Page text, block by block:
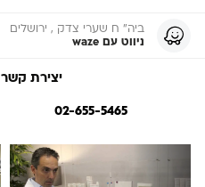
ביה" ח שערי צדק , ירושלים
ניווט עם waze
יצירת
02-655-5465